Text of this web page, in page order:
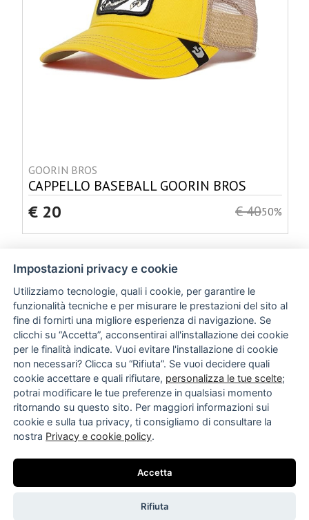
GOORIN BROS
CAPPELLO BASEBALL GOORIN BROS
€ 20 € 4050%
CHI SIAMO
NEWSLETTER
TERMINI E CONDIZIONI
SPEDIZIONI E RESI
CONTATTI
© 2026 Emme & Emme s.r.l.s. - P. IVA: 07961000721
Privacy policy|Impostazioni cookie
Modulo di recesso ordini
Impostazioni privacy e cookie
Utilizziamo tecnologie, quali i cookie, per garantire le
funzionalità tecniche e per misurare le prestazioni del sito al
fine di fornirti una migliore esperienza di navigazione. Se
clicchi su “Accetta”, acconsentirai all'installazione dei cookie
per le finalità indicate. Vuoi evitare l'installazione di cookie
non necessari? Clicca su “Rifiuta”. Se vuoi decidere quali
cookie accettare e quali rifiutare, personalizza le tue scelte;
potrai modificare le tue preferenze in qualsiasi momento
ritornando su questo sito. Per maggiori informazioni sui
cookie e sulla tua privacy, ti consigliamo di consultare la
nostra Privacy e cookie policy.
Accetta
Rifiuta